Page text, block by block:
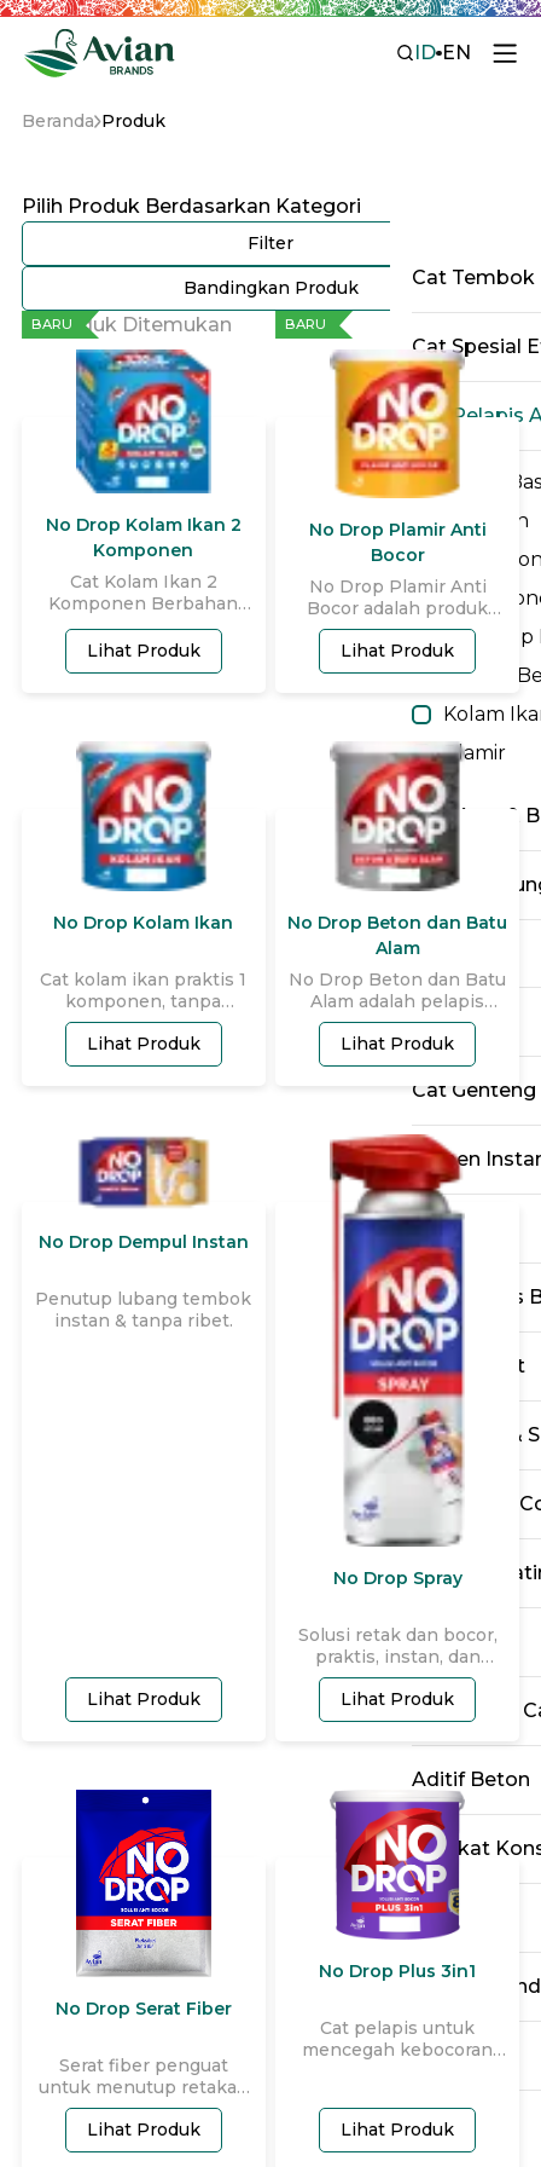
ID EN
Beranda Produk
Pilih Produk Berdasarkan Kategori
Filter
Cat Tembok
Cat Spesial
Cat Pelapis
Water
Bitumen
2
1
Penutup
Pelapis
Kolam
Plamir
Cat Kayu &
Cat
Cat Dasar
Plamir
Cat Genteng
Semen
Lem
Cat Pelapis
Pengisi Nat
Cat Duco &
Protective
Marine
Cat Lantai
Pengencer
Aditif Beton
Perekat
Lain-lain
Produk
Sealant
15 Produk Ditemukan
Bandingkan Produk
BARU
No Drop Kolam Ikan 2
Komponen
Cat Kolam Ikan 2
Komponen Berbahan
Dasar Semen
Lihat Produk
BARU
No Drop Plamir Anti
Bocor
No Drop Plamir Anti
Bocor adalah produk
plamir yang
diformulasikan dengan
teknologi “water block”
untuk mencegah tembok
lembap / bocor dari
tetangga dan menutup
retak tembok. No Drop
Plamir Anti Bocor
bersifat kedap air, anti
jamur dan lumut, anti
alkali dan efflorescence
juga tahan cuaca
sehingga cocok
digunakan untuk
eksterior dan interior.
Lihat Produk
No Drop Kolam Ikan
Cat kolam ikan praktis 1
komponen, tanpa
campuran semen yang
aman dan anti bocor.
Lihat Produk
No Drop Beton dan Batu
Alam
No Drop Beton dan Batu
Alam adalah pelapis
beton dan batu alam
berbahan dasar air yang
diformulasikan dengan
teknologi Nano Particle
penetrasi optimal ke
pori-pori beton dan batu
alam, dan tidak
membentuk lapisan yang
menutupi permukaan
sehingga tampilannya
lebih natural. No Drop
Beton dan Batu Alam
dapat diaplikasikan pada
beton untuk tampilan
industrial dan batu alam
seperti batu paras, batu
palimanan, dll yang
berfungsi melindungi,
anti air, tahan cuaca, anti
lumur & jamur.
Lihat Produk
No Drop Dempul Instan
Penutup lubang tembok
instan & tanpa ribet.
Lihat Produk
No Drop Spray
Solusi retak dan bocor,
praktis, instan, dan
mudah.
Lihat Produk
No Drop Serat Fiber
Serat fiber penguat
untuk menutup retakan
sehingga anti bocor dan
tahan terhadap retak.
Lihat Produk
No Drop Plus 3in1
Cat pelapis untuk
mencegah kebocoran
Lihat Produk